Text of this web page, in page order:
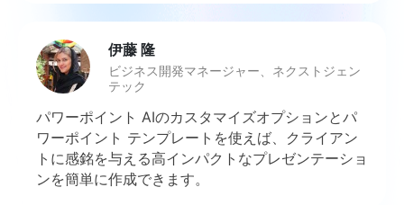
伊藤 隆
ビジネス開発マネージャー、ネクストジェン
テック
パワーポイント AIのカスタマイズオプションとパ
ワーポイント テンプレートを使えば、クライアン
トに感銘を与える高インパクトなプレゼンテーショ
ンを簡単に作成できます。